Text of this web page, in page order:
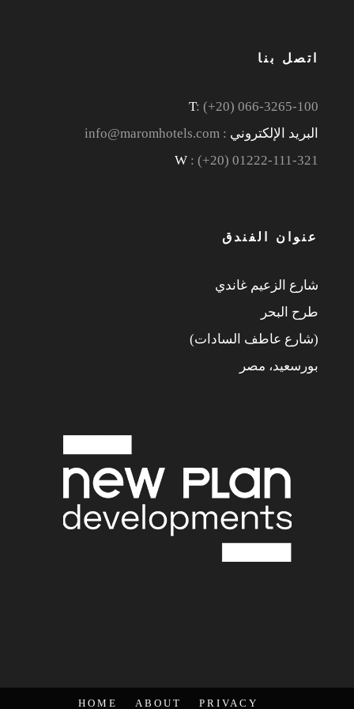
اتصل بنا
T: (+20) 066-3265-100
البريد الإلكتروني : info@maromhotels.com
W : (+20) 01222-111-321
عنوان الفندق
شارع الزعيم غاندي
طرح البحر
(شارع عاطف السادات)
بورسعيد، مصر
HOME ABOUT PRIVACY